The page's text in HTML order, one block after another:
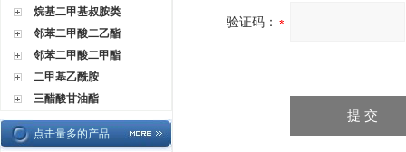
烷基二甲基叔胺类
邻苯二甲酸二乙酯
邻苯二甲酸二甲酯
二甲基乙酰胺
三醋酸甘油酯
点击量多的产品
验证码：